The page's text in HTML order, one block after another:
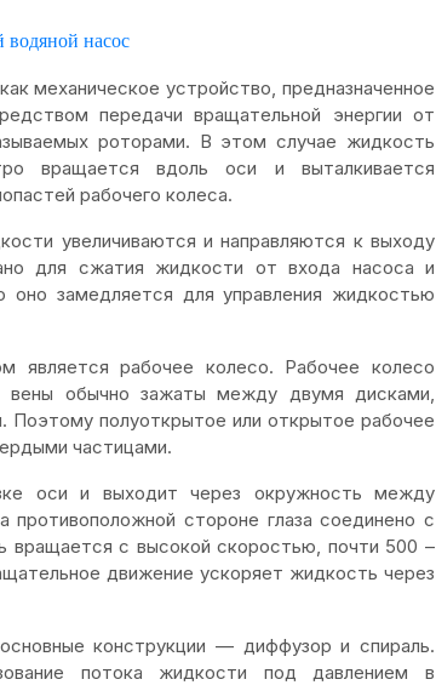
насос
механическое устройство, предназначенное
передачи вращательной энергии от
роторами. В этом случае жидкость
вращается вдоль оси и выталкивается
рабочего колеса.
увеличиваются и направляются к выходу
для сжатия жидкости от входа насоса и
оно замедляется для управления жидкостью
является рабочее колесо. Рабочее колесо
вены обычно зажаты между двумя дисками,
полуоткрытое или открытое рабочее
частицами.
оси и выходит через окружность между
стороне глаза соединено с
вращается с высокой скоростью, почти 500 –
движение ускоряет жидкость через
конструкции — диффузор и спираль.
потока жидкости под давлением в